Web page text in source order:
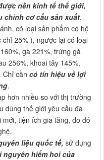
nền kinh tế thế giới,
chỉnh cơ cấu sản xuất.
có loại sản phẩm có hệ
25% ), ngược lại có loại
gà 221%, trứng gà
256%, khoai tây 145%,
Chỉ cần có tín hiệu về lợi
.
hơn nhiều so với thị trường
dùng thế giới yêu cầu đa
tiện ích gia tăng, do đó
liệu quốc tế, sử dụng
nguyên hiếm hoi của